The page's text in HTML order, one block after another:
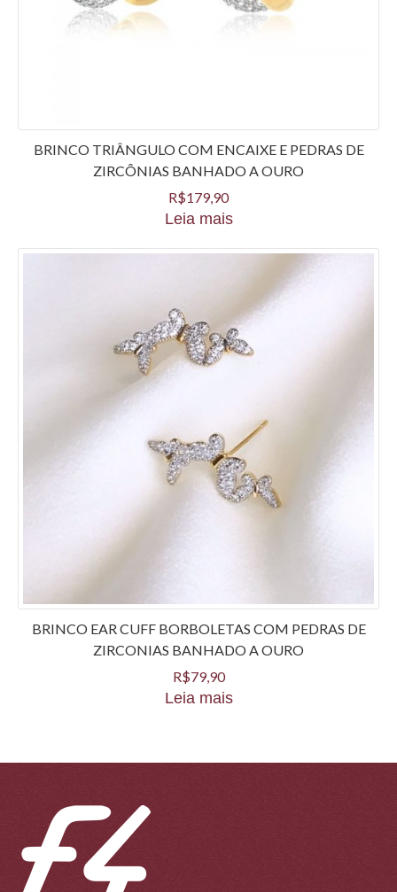
BRINCO TRIÂNGULO COM ENCAIXE E PEDRAS DE
ZIRCÔNIAS BANHADO A OURO
R$179,90
Leia mais
BRINCO EAR CUFF BORBOLETAS COM PEDRAS DE
ZIRCONIAS BANHADO A OURO
R$79,90
Leia mais